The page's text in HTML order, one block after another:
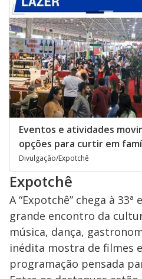
Eventos e atividades
opções para curtir em
Divulgação/Expotchê
Expotchê
A “Expotchê” chega à
grande encontro da
música, dança,
inédita mostra de filmes
programação pensada